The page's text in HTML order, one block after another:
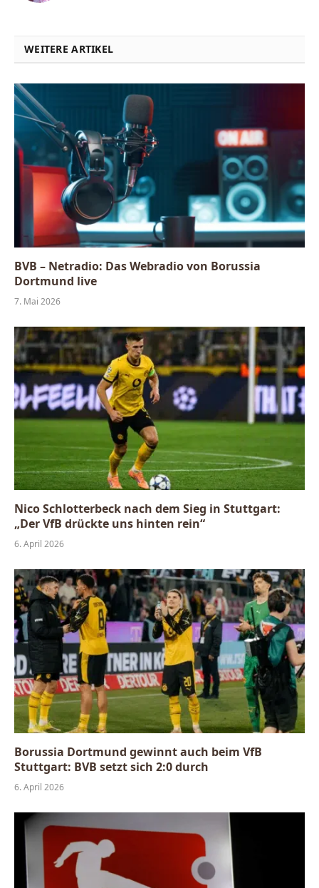
WEITERE ARTIKEL
BVB – Netradio: Das Webradio von Borussia
Dortmund live
7. Mai 2026
Nico Schlotterbeck nach dem Sieg in Stuttgart:
„Der VfB drückte uns hinten rein“
6. April 2026
Borussia Dortmund gewinnt auch beim VfB
Stuttgart: BVB setzt sich 2:0 durch
6. April 2026